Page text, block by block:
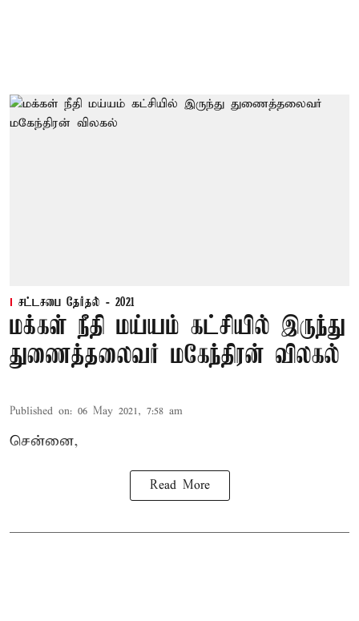
சட்டசபை தேர்தல் - 2021
மக்கள் நீதி மய்யம் கட்சியில் இருந்து
துணைத்தலைவர் மகேந்திரன் விலகல்
Published on: 06 May 2021, 7:58 am
சென்னை,
Read More